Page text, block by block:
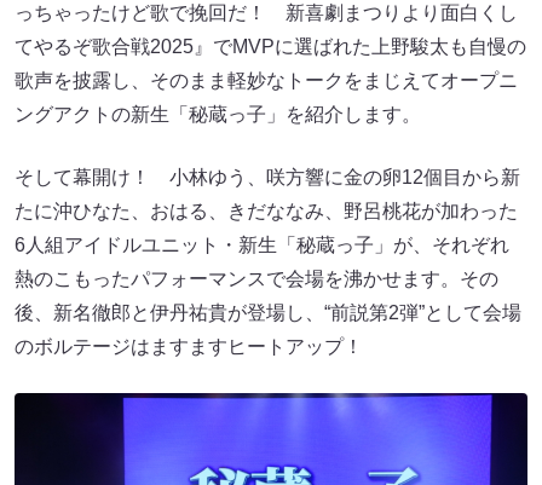
っちゃったけど歌で挽回だ！ 新喜劇まつりより面白くし
てやるぞ歌合戦2025』でMVPに選ばれた上野駿太も自慢の
歌声を披露し、そのまま軽妙なトークをまじえてオープニ
ングアクトの新生「秘蔵っ子」を紹介します。
そして幕開け！ 小林ゆう、咲方響に金の卵12個目から新
たに沖ひなた、おはる、きだななみ、野呂桃花が加わった
6人組アイドルユニット・新生「秘蔵っ子」が、それぞれ
熱のこもったパフォーマンスで会場を沸かせます。その
後、新名徹郎と伊丹祐貴が登場し、“前説第2弾”として会場
のボルテージはますますヒートアップ！